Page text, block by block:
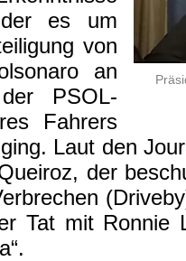
es um
von
an
PSOL-
Fahrers
Laut den
der
Tat mit Ronnie